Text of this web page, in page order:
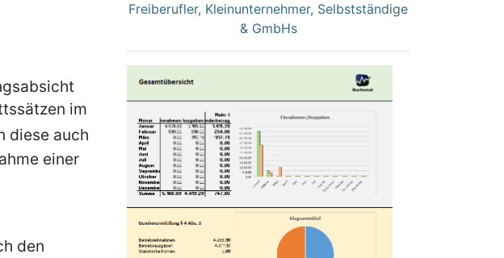
im
diese auch
einer
den
Freiberufler, Kleinunternehmer, Selbstständige
& GmbHs